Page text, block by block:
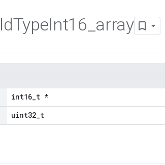
TypeInt16 array
int16_t *
uint32_t